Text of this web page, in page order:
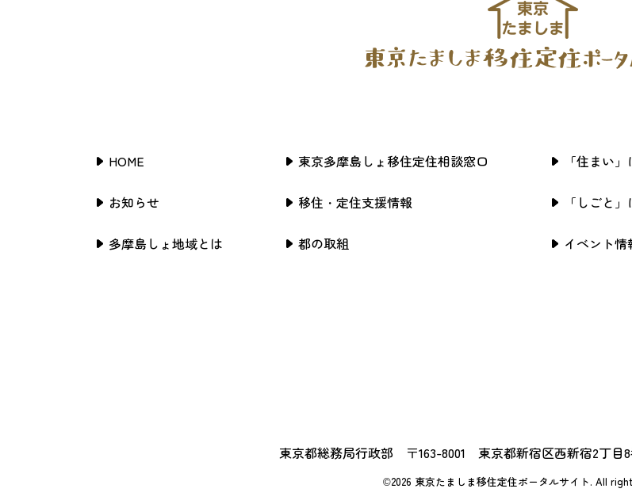
HOME
お知らせ
多摩島しょ地域とは
東京多摩島しょ移住定住相談窓口
移住・定住支援情報
都の取組
「住まい
「しごと
イベント情
東京都総務局行政部 〒163-8001 東京都新宿区西新宿2丁目
©2026 東京たましま移住定住ポータルサイト. All